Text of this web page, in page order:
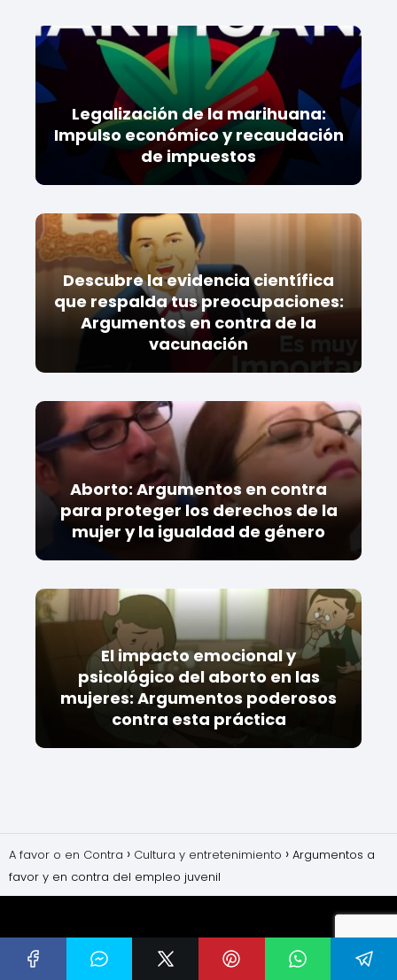
Legalización de la marihuana:
Impulso económico y recaudación
de impuestos
Descubre la evidencia científica
que respalda tus preocupaciones:
Argumentos en contra de la
vacunación
Aborto: Argumentos en contra
para proteger los derechos de la
mujer y la igualdad de género
El impacto emocional y
psicológico del aborto en las
mujeres: Argumentos poderosos
contra esta práctica
A favor o en Contra Cultura y entretenimiento
Argumentos a
favor y en contra del empleo juvenil
Mapa del sitio
Aviso Legal